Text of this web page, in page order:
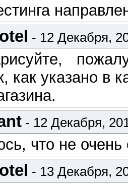
- 12 Декабря,
как указано в
- 12 Декабря,
что не
- 13 Декабря,